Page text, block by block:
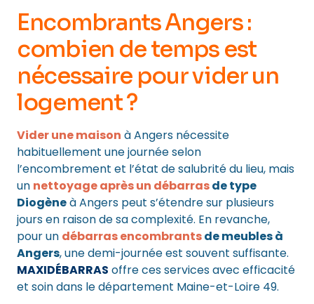
Encombrants Angers :
combien de temps est
nécessaire pourvider un
logement?
Vider une maison à Angers nécessite
habituellement une journée selon
l’encombrement et l’état de salubrité du lieu, mais
un nettoyage après un débarrasde type
Diogèneà Angers peut s’étendre sur plusieurs
jours en raison de sa complexité. En revanche,
pour un débarras encombrantsde meubles à
Angers, une demi-journée est souvent suffisante.
MAXIDÉBARRAS offre ces services avec efficacité
et soin dans le département Maine-et-Loire 49.